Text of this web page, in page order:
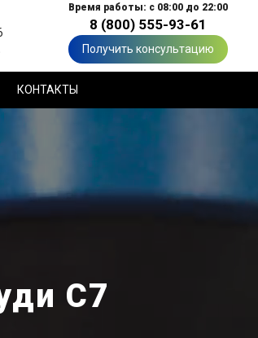
Время работы: с 08:00 до 22:00
8 (800) 555-93-61
Получить консультацию
КОНТАКТЫ
С7